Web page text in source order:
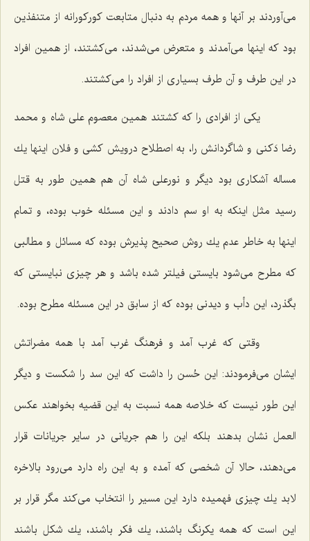
می‌آوردند بر آنها و همه مردم به دنبال متابعت كوركورانه از متنفذین
بود كه اینها می‌آمدند و متعرض می‌شدند، می‌كشتند، از همین افراد
در این طرف و آن طرف بسیاری از افراد را می‌كشتند.
یكی از افرادی را كه كشتند همین معصوم علی شاه و محمد
رضا دَكنی و شاگردانش را، به اصطلاح درویش كشی و فلان اینها یك
مساله آشكاری بود دیگر و نورعلی شاه آن هم همین طور به قتل
رسید مثل اینكه به او سم دادند و این مسئله خوب بوده، و تمام
اینها به خاطر عدم یك روش صحیح پذیرش بوده كه مسائل و مطالبی
كه مطرح می‌شود بایستی فیلتر شده باشد و هر چیزی نبایستی كه
بگذرد، این دأب و دیدنی بوده كه از سابق در این مسئله مطرح بوده.
وقتی كه غرب آمد و فرهنگ غرب آمد با همه مضراتش
ایشان می‌فرمودند: این حُسن را داشت كه این سد را شكست و دیگر
این طور نیست كه خلاصه همه نسبت به این قضیه بخواهند عكس
العمل نشان بدهند بلكه این را هم جریانی در سایر جریانات قرار
می‌دهند، حالا آن شخصی كه آمده و به این راه دارد می‌رود بالاخره
لابد یك چیزی فهمیده دارد این مسیر را انتخاب می‌كند مگر قرار بر
این است كه همه یكرنگ باشند، یك فكر باشند، یك شكل باشند